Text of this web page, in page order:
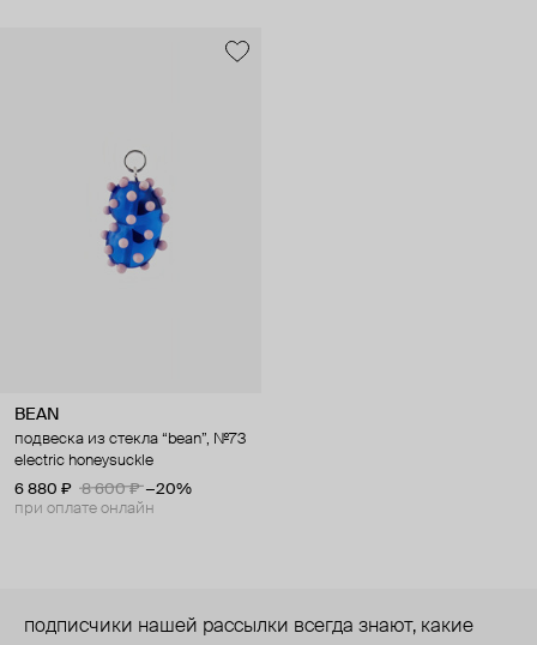
BEAN
подвеска из стекла “bean”, №73
electric honeysuckle
6 880 ₽
8 600 ₽ −20%
при оплате онлайн
подписчики нашей рассылки всегда знают, какие